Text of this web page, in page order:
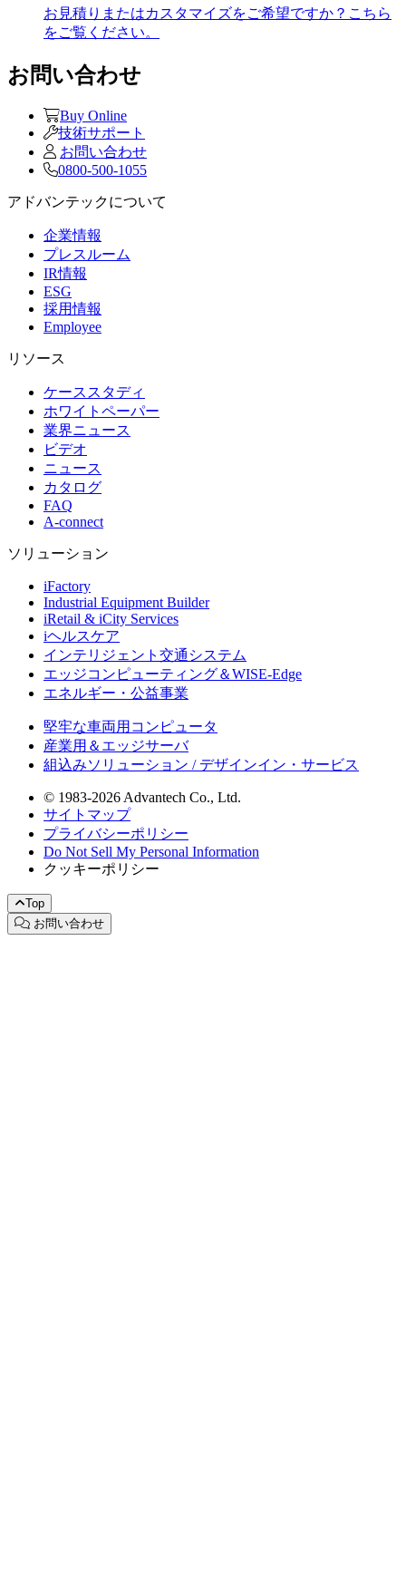
お見積りまたはカスタマイズをご希望ですか？こちら
をご覧ください。
お問い合わせ
Buy Online
技術サポート
お問い合わせ
0800-500-1055
アドバンテックについて
企業情報
プレスルーム
IR情報
ESG
採用情報
Employee
リソース
ケーススタディ
ホワイトペーパー
業界ニュース
ビデオ
ニュース
カタログ
FAQ
A-connect
ソリューション
iFactory
Industrial Equipment Builder
iRetail & iCity Services
iヘルスケア
インテリジェント交通システム
エッジコンピューティング＆WISE-Edge
エネルギー・公益事業
堅牢な車両用コンピュータ
産業用＆エッジサーバ
組込みソリューション / デザインイン・サービス
© 1983-2026 Advantech Co., Ltd.
サイトマップ
プライバシーポリシー
Do Not Sell My Personal Information
クッキーポリシー
Top
お問い合わせ